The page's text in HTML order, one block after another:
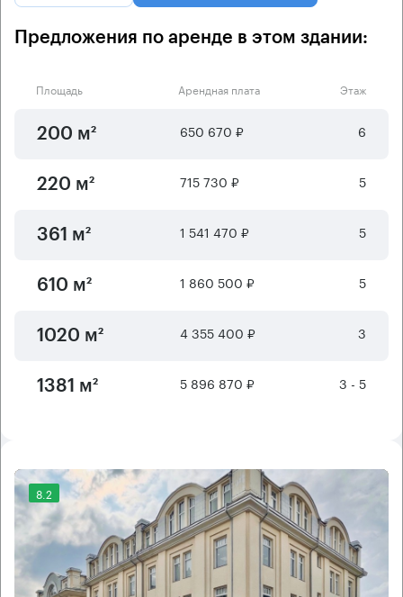
Предложения по аренде в этом здании:
Площадь Арендная плата Этаж
200 м² 650 670 ₽ 6
220 м² 715 730 ₽ 5
361 м² 1 541 470 ₽ 5
610 м² 1 860 500 ₽ 5
1020 м² 4 355 400 ₽ 3
1381 м² 5 896 870 ₽ 3 - 5
8.2